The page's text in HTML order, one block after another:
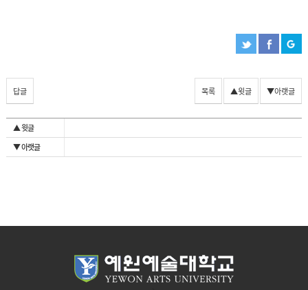
답글 목록 ▲윗글 ▼아랫글
▲ 윗글
▼ 아랫글